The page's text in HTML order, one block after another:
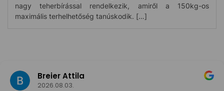
nagy teherbírással rendelkezik, amiről a 150kg-os
maximális terhelhetőség tanúskodik. […]
Breier Attila
2026.08.03.